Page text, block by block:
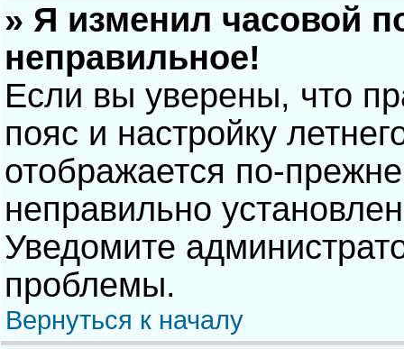
» Я изменил часовой
неправильное!
Если вы уверены, что
пояс и настройку
отображается по-
неправильно
Уведомите
проблемы.
Вернуться к началу